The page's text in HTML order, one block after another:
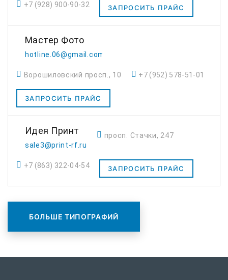
+7 (928) 900-90-32 ЗАПРОСИТЬ ПРАЙС
Мастер Фото
hotline.06@gmail.com
Ворошиловский просп., 10 +7 (952) 578-51-01
ЗАПРОСИТЬ ПРАЙС
Идея Принт
sale3@print-rf.ru
просп. Стачки, 247
+7 (863) 322-04-54 ЗАПРОСИТЬ ПРАЙС
БОЛЬШЕ ТИПОГРАФИЙ